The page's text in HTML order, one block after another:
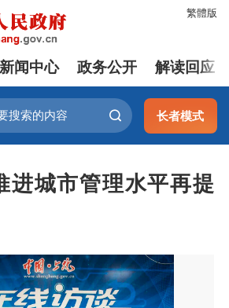
繁體版
新闻中心 政务公开 解读回应
长者模式
进城市管理水平再提